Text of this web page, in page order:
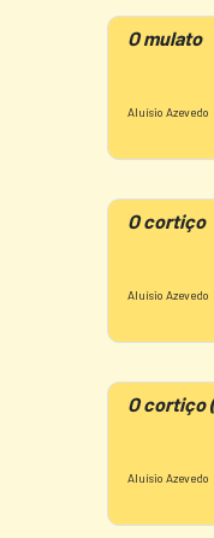
O mulato
Aluísio Azevedo
O cortiço
Aluísio Azevedo
O cortiço
Aluísio Azevedo